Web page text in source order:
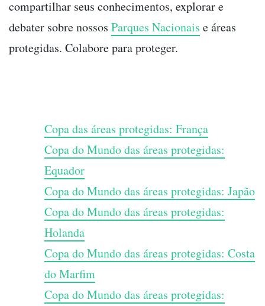
compartilhar seus conhecimentos, explorar e
debater sobre nossos Parques Nacionais e áreas
protegidas. Colabore para proteger.
Copa das áreas protegidas: França
Copa do Mundo das áreas protegidas:
Equador
Copa do Mundo das áreas protegidas: Japão
Copa do Mundo das áreas protegidas:
Holanda
Copa do Mundo das áreas protegidas: Costa
do Marfim
Copa do Mundo das áreas protegidas: